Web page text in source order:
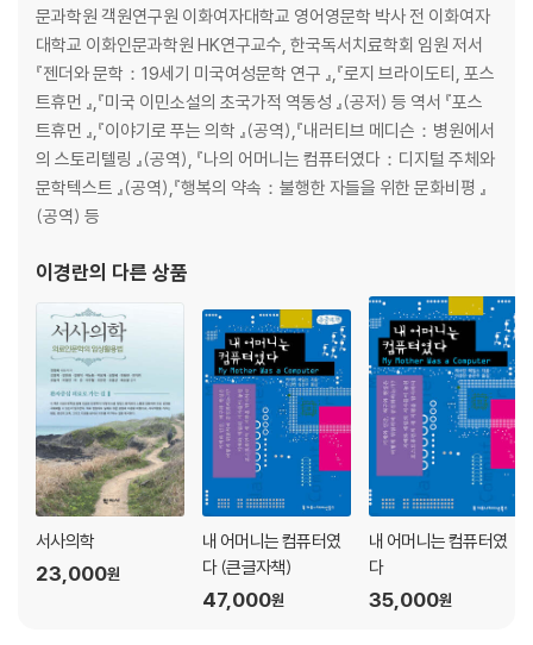
문과학원 객원연구원 이화여자대학교 영어영문학 박사 전 이화여자
대학교 이화인문과학원 HK연구교수, 한국독서치료학회 임원 저서
『젠더와 문학：19세기 미국여성문학 연구 』,『로지 브라이도티, 포스
트휴먼 』,『미국 이민소설의 초국가적 역동성 』(공저) 등 역서 『포스
트휴먼 』,『이야기로 푸는 의학 』(공역),『내러티브 메디슨：병원에서
의 스토리텔링 』(공역), 『나의 어머니는 컴퓨터였다：디지털 주체와
문학텍스트 』(공역),『행복의 약속：불행한 자들을 위한 문화비평 』
(공역) 등
이경란의 다른 상품
서사의학
23,000원
내 어머니는 컴퓨터였
다 (큰글자책)
47,000원
내 어머니는 컴퓨터였
다
35,000원